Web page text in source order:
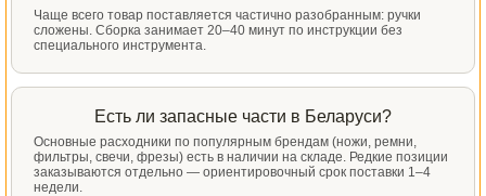
Чаще всего товар поставляется частично разобранным: ручки
сложены. Сборка занимает 20–40 минут по инструкции без
специального инструмента.
Есть ли запасные части в Беларуси?
Основные расходники по популярным брендам (ножи, ремни,
фильтры, свечи, фрезы) есть в наличии на складе. Редкие позиции
заказываются отдельно — ориентировочный срок поставки 1–4
недели.